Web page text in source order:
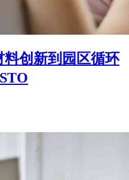
料创新到园区循环